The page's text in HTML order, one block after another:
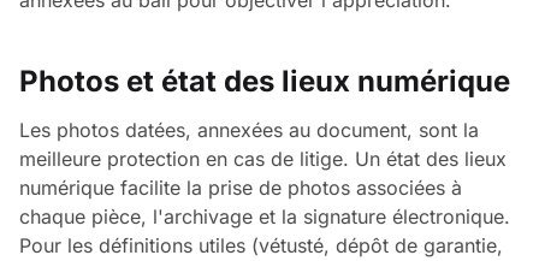
Photos et état des lieux numérique
Les photos datées, annexées au document, sont la
meilleure protection en cas de litige. Un état des lieux
numérique facilite la prise de photos associées à
chaque pièce, l'archivage et la signature électronique.
Pour les définitions utiles (vétusté, dépôt de garantie,